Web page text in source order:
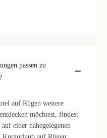
passen zu
auf Rügen weitere
möchtest, findest
einer nahegelegenen